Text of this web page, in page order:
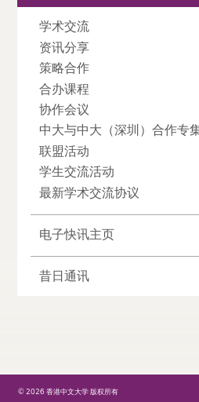
学术交流
资讯分享
策略合作
合办课程
协作会议
中大与中大（深圳）合作专
联盟活动
学生交流活动
最新学术交流协议
电子快讯主页
昔日通讯
© 2026 香港中文大学 版权所有